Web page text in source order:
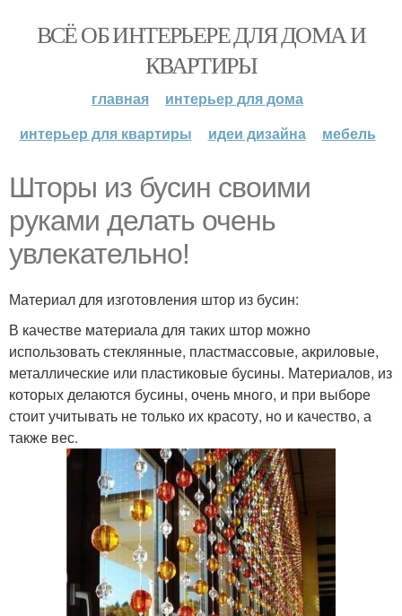
ВСЁ ОБ ИНТЕРЬЕРЕ ДЛЯ ДОМА И
КВАРТИРЫ
главная
интерьер для дома
интерьер для квартиры
идеи дизайна мебель
Шторы из бусин своими
руками делать очень
увлекательно!
Материал для изготовления штор из бусин:
В качестве материала для таких штор можно
использовать стеклянные, пластмассовые, акриловые,
металлические или пластиковые бусины. Материалов, из
которых делаются бусины, очень много, и при выборе
стоит учитывать не только их красоту, но и качество, а
также вес.